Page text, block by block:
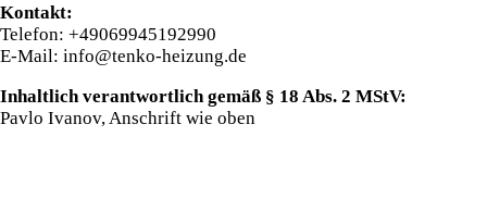
Kontakt:
Telefon: +49069945192990
E-Mail: info@tenko-heizung.de
Inhaltlich verantwortlich gemäß § 18 Abs. 2 MStV:
Pavlo Ivanov, Anschrift wie oben